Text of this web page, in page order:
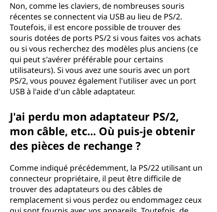
Non, comme les claviers, de nombreuses souris
récentes se connectent via USB au lieu de PS/2.
Toutefois, il est encore possible de trouver des
souris dotées de ports PS/2 si vous faites vos achats
ou si vous recherchez des modèles plus anciens (ce
qui peut s'avérer préférable pour certains
utilisateurs). Si vous avez une souris avec un port
PS/2, vous pouvez également l'utiliser avec un port
USB à l'aide d'un câble adaptateur.
J'ai perdu mon adaptateur PS/2,
mon câble, etc... Où puis-je obtenir
des pièces de rechange ?
Comme indiqué précédemment, la PS/22 utilisant un
connecteur propriétaire, il peut être difficile de
trouver des adaptateurs ou des câbles de
remplacement si vous perdez ou endommagez ceux